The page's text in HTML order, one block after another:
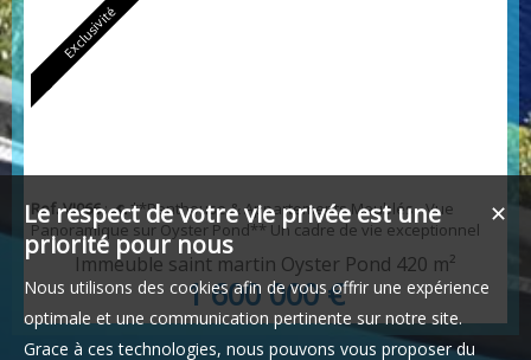
Exclusivité
Ref. VI066: 🌊 **Penthouse & Appartements Meublés - Vue
Panoramique sur Oyster Pond** Un cadre de vie exceptionnel
avec une vue à couper le souffle sur la baie. Immeuble rénové
en 2018, composé de 4 T3 meublés de 55 m² et d'un penthouse
avec grande terrasse. Piscine commune, parking dédié,
rentabilité mensuelle de 7 200 €. Possibilité d'achat en deux lots :
penthouse à 480 000 € ou les 4 appartemen...
Immeuble saint martin Oyster Pond 420 m²
1 600 000 €
✕
Le respect de votre vie privée est une
priorité pour nous
Nous utilisons des cookies afin de vous offrir une expérience
optimale et une communication pertinente sur notre site.
Grace à ces technologies, nous pouvons vous proposer du